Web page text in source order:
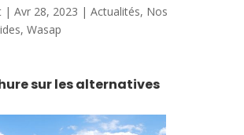
| Avr 28, 2023 | Actualités, Nos
, Wasap
sur les alternatives